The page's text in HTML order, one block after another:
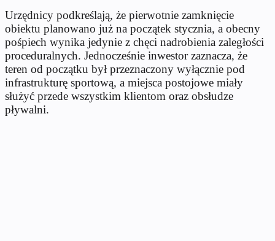
Urzędnicy podkreślają, że pierwotnie zamknięcie
obiektu planowano już na początek stycznia, a obecny
pośpiech wynika jedynie z chęci nadrobienia zaległości
proceduralnych. Jednocześnie inwestor zaznacza, że
teren od początku był przeznaczony wyłącznie pod
infrastrukturę sportową, a miejsca postojowe miały
służyć przede wszystkim klientom oraz obsłudze
pływalni.